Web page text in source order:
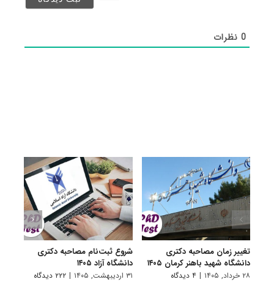
0نظرات
تغییر زمان مصاحبه دکتری
دانشگاه شهید باهنر کرمان ۱۴۰۵
۲۸ خرداد, ۱۴۰۵ | ۴ دیدگاه
شروع ثبت‌نام مصاحبه دکتری
دانشگاه آزاد ۱۴۰۵
۳۱ اردیبهشت, ۱۴۰۵ | ۲۲۲ دیدگاه